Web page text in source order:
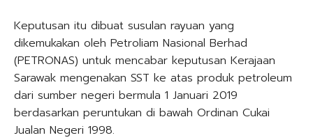
Keputusan itu dibuat susulan rayuan yang
dikemukakan oleh Petroliam Nasional Berhad
(PETRONAS) untuk mencabar keputusan Kerajaan
Sarawak mengenakan SST ke atas produk petroleum
dari sumber negeri bermula 1 Januari 2019
berdasarkan peruntukan di bawah Ordinan Cukai
Jualan Negeri 1998.